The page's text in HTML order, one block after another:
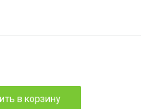
в корзину